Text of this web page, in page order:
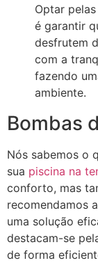
Optar
é garantir
desfrutem
com a
fazendo
ambiente.
Bombas
Nós sabemos o
sua piscina na
conforto, mas
recomendamos
uma solução
destacam-se
de forma